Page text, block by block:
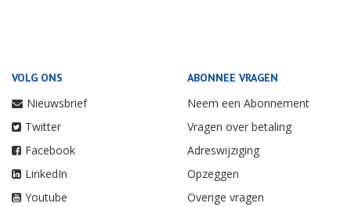
VOLG ONS
Nieuwsbrief
Twitter
Facebook
LinkedIn
Youtube
ABONNEE VRAGEN
Neem een Abonnement
Vragen over betaling
Adreswijziging
Opzeggen
Overige vragen